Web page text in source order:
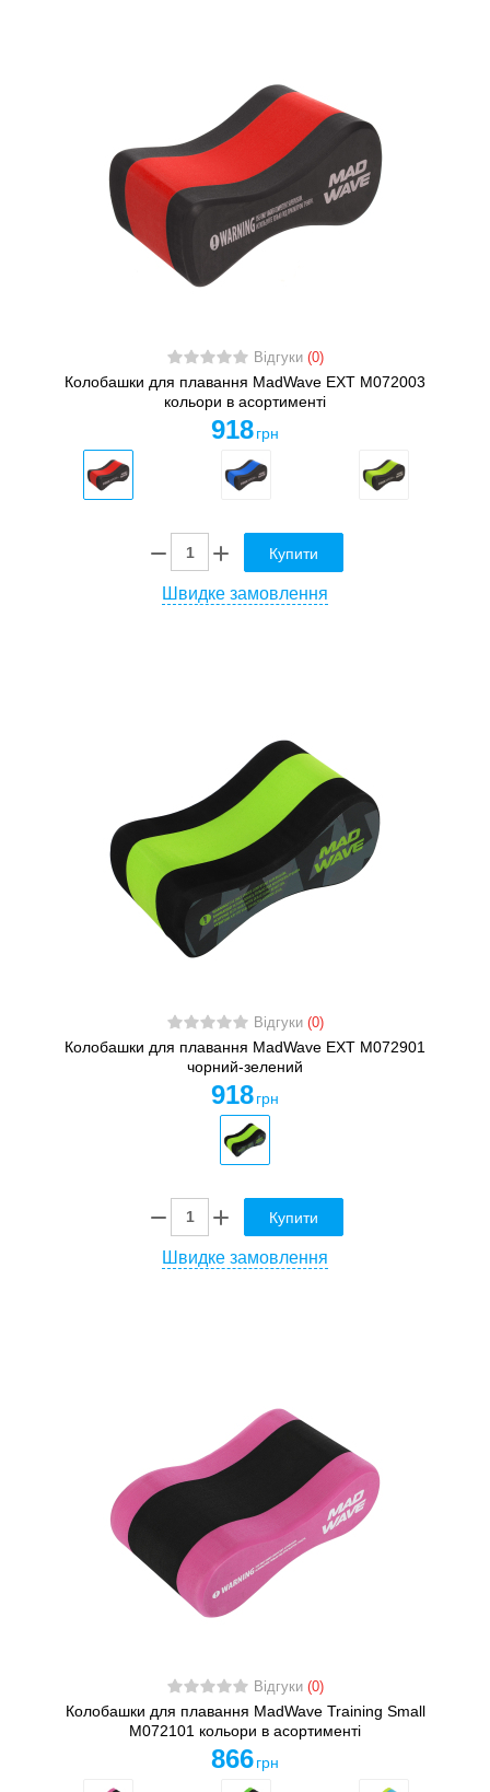
Відгуки (0)
Колобашки для плавання MadWave EXT M072003
кольори в асортименті
918 грн
Купити
Швидке замовлення
Відгуки (0)
Колобашки для плавання MadWave EXT M072901
чорний-зелений
918 грн
Купити
Швидке замовлення
Відгуки (0)
Колобашки для плавання MadWave Training Small
M072101 кольори в асортименті
866 грн